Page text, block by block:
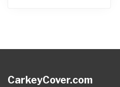
CarkeyCover.com